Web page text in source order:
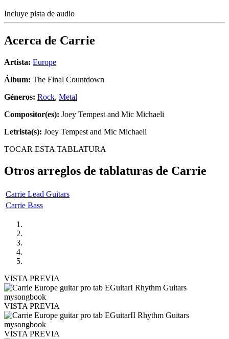
Incluye pista de audio
Acerca de Carrie
Artista: Europe
Álbum: The Final Countdown
Géneros: Rock, Metal
Compositor(es): Joey Tempest and Mic Michaeli
Letrista(s): Joey Tempest and Mic Michaeli
TOCAR ESTA TABLATURA
Otros arreglos de tablaturas de Carrie
Carrie Lead Guitars
Carrie Bass
VISTA PREVIA
VISTA PREVIA
VISTA PREVIA